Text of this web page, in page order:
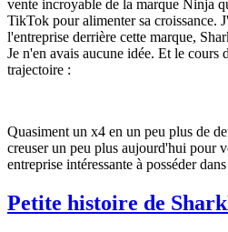
vente incroyable de la marque Ninja
TikTok pour alimenter sa croissance.
l'entreprise derrière cette marque,
Je n'en avais aucune idée. Et le cours
trajectoire :
Quasiment un x4 en un peu plus de
creuser un peu plus aujourd'hui pour
entreprise intéressante à posséder
Petite histoire de